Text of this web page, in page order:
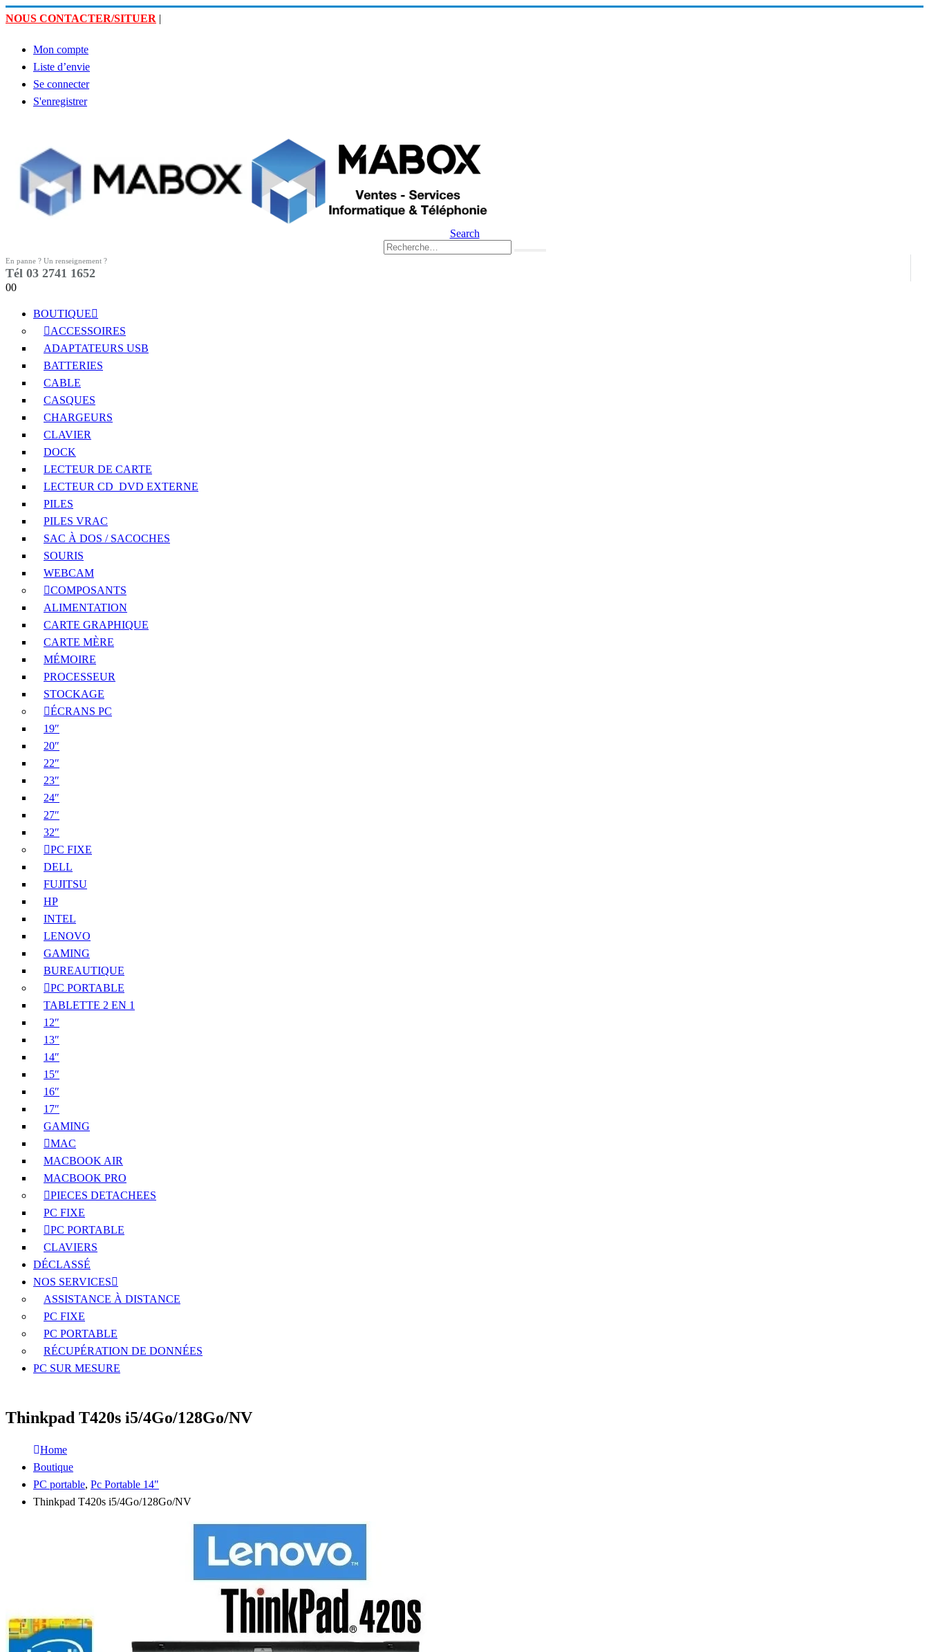
NOUS CONTACTER/SITUER |
Mon compte
Liste d’envie
Se connecter
S'enregistrer
Search
En panne ? Un renseignement ?
Tél 03 2741 1652
00
BOUTIQUE
ACCESSOIRES
ADAPTATEURS USB
BATTERIES
CABLE
CASQUES
CHARGEURS
CLAVIER
DOCK
LECTEUR DE CARTE
LECTEUR CD_DVD EXTERNE
PILES
PILES VRAC
SAC À DOS / SACOCHES
SOURIS
WEBCAM
COMPOSANTS
ALIMENTATION
CARTE GRAPHIQUE
CARTE MÈRE
MÉMOIRE
PROCESSEUR
STOCKAGE
ÉCRANS PC
19″
20″
22″
23″
24″
27″
32″
PC FIXE
DELL
FUJITSU
HP
INTEL
LENOVO
GAMING
BUREAUTIQUE
PC PORTABLE
TABLETTE 2 EN 1
12″
13″
14″
15″
16″
17″
GAMING
MAC
MACBOOK AIR
MACBOOK PRO
PIECES DETACHEES
PC FIXE
PC PORTABLE
CLAVIERS
DÉCLASSÉ
NOS SERVICES
ASSISTANCE À DISTANCE
PC FIXE
PC PORTABLE
RÉCUPÉRATION DE DONNÉES
PC SUR MESURE
Thinkpad T420s i5/4Go/128Go/NV
Home
Boutique
PC portable, Pc Portable 14"
Thinkpad T420s i5/4Go/128Go/NV